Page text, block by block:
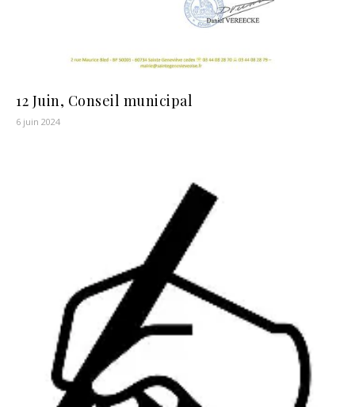
12 Juin, Conseil municipal
6 juin 2024